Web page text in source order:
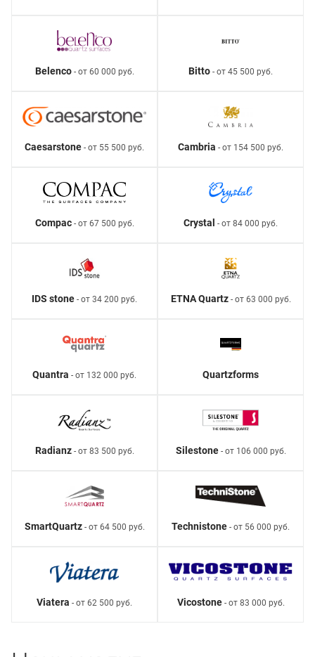
Belenco- от 60 000 руб. Bitto - от 45 500 руб.
Caesarstone - от 55 500 руб. Cambria - от 154 500 руб.
Compac- от 67 500 руб. Crystal - от 84 000 руб.
IDS stone - от 34 200 руб. ETNA Quartz- от 63 000 руб.
Quantra - от 132 000 руб. Quartzforms
Radianz- от 83 500 руб. Silestone- от 106 000 руб.
SmartQuartz- от 64 500 руб. Technistone - от 56 000 руб.
Viatera - от 62 500 руб. Vicostone- от 83 000 руб.